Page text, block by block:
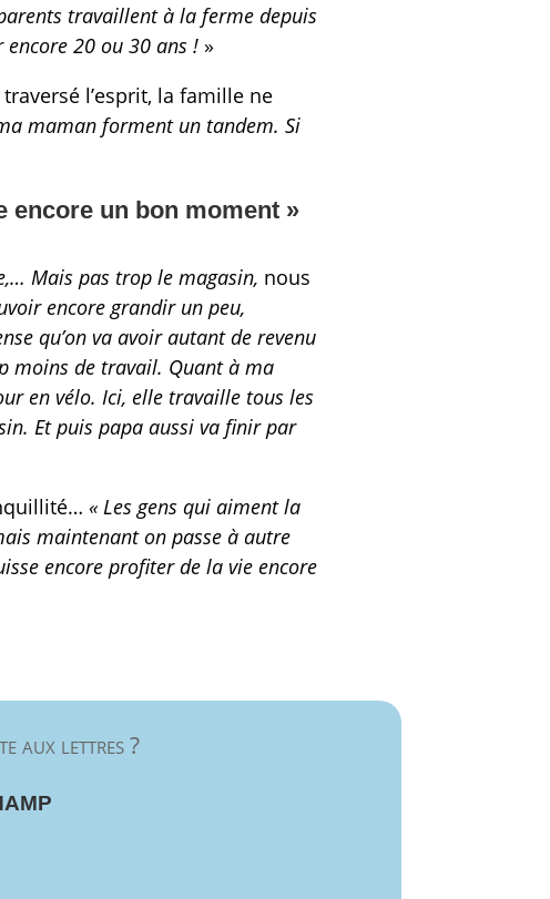
travaillent à la ferme depuis
20 ou 30 ans ! »
l’esprit, la famille ne
maman forment un tandem. Si
encore un bon moment »
Mais pas trop le magasin, nous
encore grandir un peu,
qu’on va avoir autant de revenu
moins de travail. Quant à ma
en vélo. Ici, elle travaille tous les
Et puis papa aussi va finir par
« Les gens qui aiment la
maintenant on passe à autre
encore profiter de la vie encore
aux lettres ?